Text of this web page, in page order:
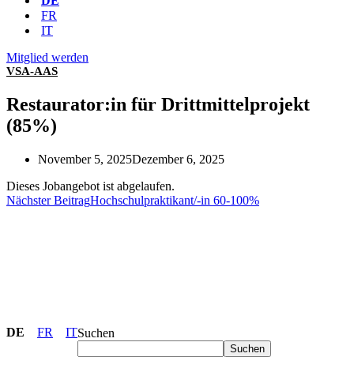
FR
IT
Mitglied werden
VSA-AAS
Restaurator:in für Drittmittelprojekt
(85%)
November 5, 2025Dezember 6, 2025
Dieses Jobangebot ist abgelaufen.
Nächster BeitragHochschulpraktikant/-in 60-100%
DE FR ITSuchen
Suchen